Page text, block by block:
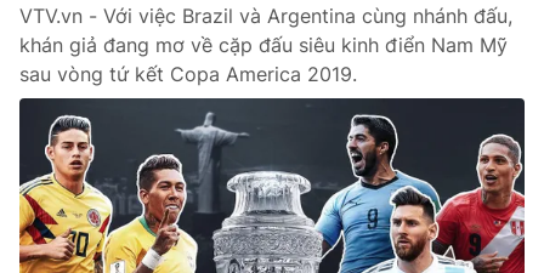
Nhân vật
Khán giả
Giải sao mai
Âm nhạc
Đời sống
Du lịch
Làm đẹp
Chất lượng cuộc sống
Giáo dục
Tuyển sinh
Học trực tuyến
Công nghệ
Hitech Công nghệ tương lai
Sản phẩm
Giao lưu trực tuyến
VTV.vn - Với việc Brazil và Argentina cùng nhánh đấu,
khán giả đang mơ về cặp đấu siêu kinh điển Nam Mỹ
sau vòng tứ kết Copa America 2019.